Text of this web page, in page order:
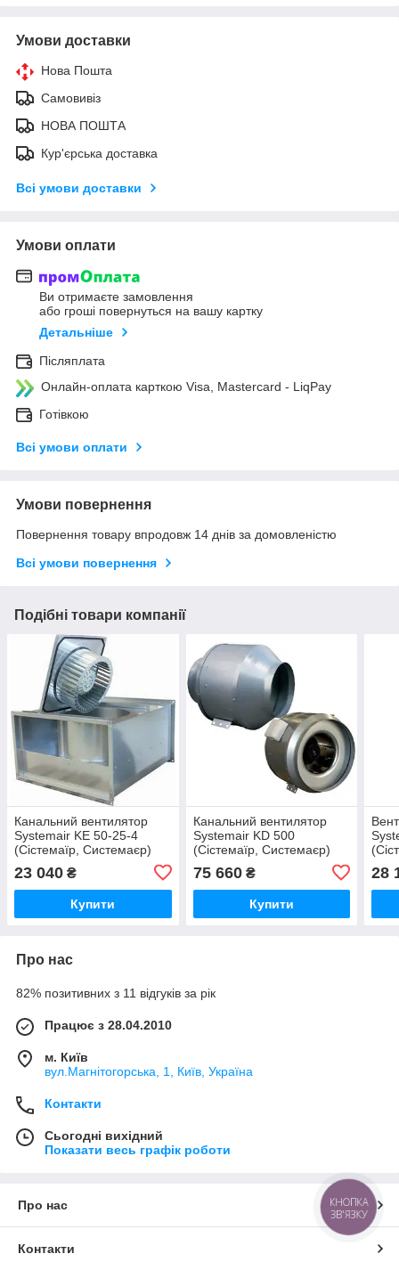
Умови доставки
Нова Пошта
Самовивіз
НОВА ПОШТА
Кур'єрська доставка
Всі умови доставки
Умови оплати
Ви отримаєте замовлення
або гроші повернуться на вашу картку
Детальніше
Післяплата
Онлайн-оплата карткою Visa, Mastercard - LiqPay
Готівкою
Всі умови оплати
Умови повернення
Повернення товару впродовж 14 днів за домовленістю
Всі умови повернення
Подібні товари компанії
Канальний вентилятор
Systemair KE 50-25-4
(Сістемаїр, Системаєр)
23 040 ₴
Купити
Канальний вентилятор
Systemair KD 500
(Сістемаїр, Системаєр)
75 660₴
Купити
28
Про нас
82% позитивних з 11 відгуків за рік
Працює з 28.04.2010
м. Київ
вул.Магнітогорська, 1, Київ, Україна
Контакти
Сьогодні вихідний
Показати весь графік роботи
Про нас
Контакти
КНОПКА
ЗВ'ЯЗКУ